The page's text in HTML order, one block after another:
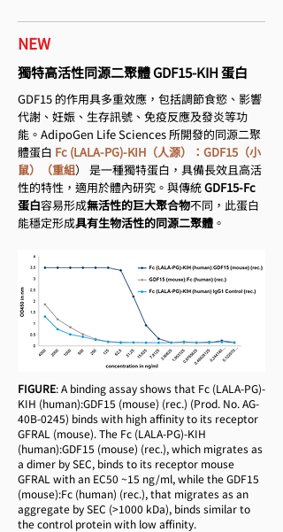
NEW
獨特高活性同源二聚體 GDF15-KIH 蛋白
GDF15 的作用具多重效應，包括調節食慾、影響
代謝、妊娠、生存訊號、免疫反應及發炎等功
能。AdipoGen Life Sciences 所開發的同源二聚
體蛋白 Fc (LALA-PG)-KIH（人源）：GDF15（小
鼠）（重組） 是一種獨特蛋白，具備長效且高活
性的特性，適用於體內研究。與傳統GDF15-Fc
蛋白容易形成無活性的巨大聚合物不同，此蛋白
能穩定形成具有生物活性的同源二聚體 。
FIGURE: A binding assay shows that Fc (LALA-PG)-
KIH (human):GDF15 (mouse) (rec.) (Prod. No. AG-
40B-0245) binds with high affinity to its receptor
GFRAL (mouse). The Fc (LALA-PG)-KIH
(human):GDF15 (mouse) (rec.), which migrates as
a dimer by SEC, binds to its receptor mouse
GFRAL with an EC50 ~15 ng/ml, while the GDF15
(mouse):Fc (human) (rec.), that migrates as an
aggregate by SEC (>1000 kDa), binds similar to
the control protein with low affinity.